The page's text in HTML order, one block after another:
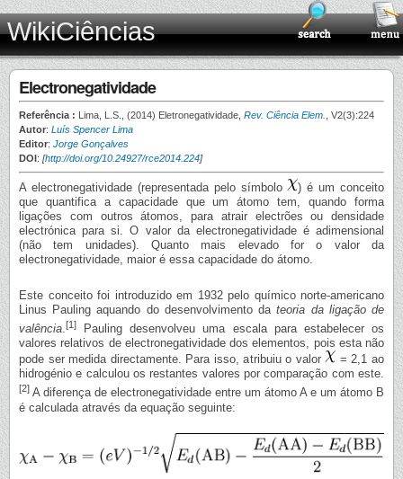
WikiCiências
Electronegatividade
Referência : Lima, L.S., (2014) Eletronegatividade, Rev. Ciência Elem.
, V2(3):224
Autor: Luís Spencer Lima
Editor: Jorge Gonçalves
DOI: [http://doi.org/10.24927/rce2014.224]
A electronegatividade (representada pelo símbolo
) é um conceito
que quantifica a capacidade que um átomo tem, quando forma
ligações com outros átomos, para atrair electrões ou densidade
electrónica para si. O valor da electronegatividade é adimensional
(não tem unidades). Quanto mais elevado for o valor da
electronegatividade, maior é essa capacidade do átomo.
Este conceito foi introduzido em 1932 pelo químico norte-americano
Linus Pauling aquando do desenvolvimento dateoria da ligação de
valência.[1]
Pauling desenvolveu uma escala para estabelecer os
valores relativos de electronegatividade dos elementos, pois esta não
pode ser medida directamente. Para isso, atribuiu o valor
= 2,1 ao
hidrogénio e calculou os restantes valores por comparação com este.
[2] A diferença de electronegatividade entre um átomo A e um átomo B
é calculada através da equação seguinte: